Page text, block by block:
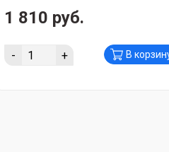
1 810 руб.
- + В